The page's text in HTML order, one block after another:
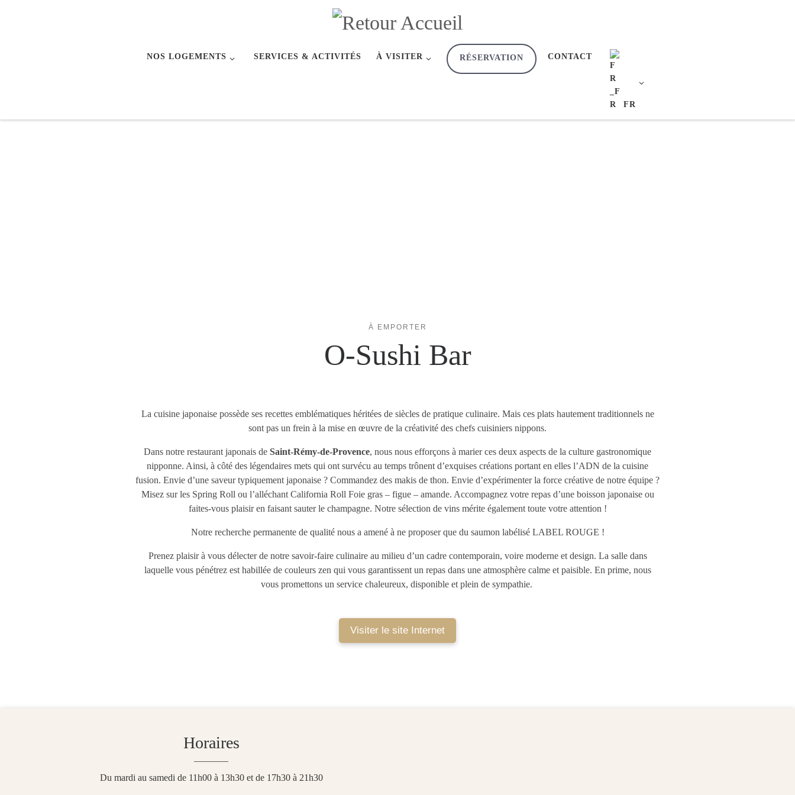
NOS LOGEMENTS SERVICES & ACTIVITÉS À VISITER RÉSERVATION CONTACT
FR
À EMPORTER
O-Sushi Bar
La cuisine japonaise possède ses recettes emblématiques héritées de siècles de pratique culinaire. Mais ces plats hautement traditionnels ne
sont pas un frein à la mise en œuvre de la créativité des chefs cuisiniers nippons.
Dans notre restaurant japonais de Saint-Rémy-de-Provence, nous nous efforçons à marier ces deux aspects de la culture gastronomique
nipponne. Ainsi, à côté des légendaires mets qui ont survécu au temps trônent d’exquises créations portant en elles l’ADN de la cuisine
fusion. Envie d’une saveur typiquement japonaise ? Commandez des makis de thon. Envie d’expérimenter la force créative de notre équipe ?
Misez sur les Spring Roll ou l’alléchant California Roll Foie gras – figue – amande. Accompagnez votre repas d’une boisson japonaise ou
faites-vous plaisir en faisant sauter le champagne. Notre sélection de vins mérite également toute votre attention !
Notre recherche permanente de qualité nous a amené à ne proposer que du saumon labélisé LABEL ROUGE !
Prenez plaisir à vous délecter de notre savoir-faire culinaire au milieu d’un cadre contemporain, voire moderne et design. La salle dans
laquelle vous pénétrez est habillée de couleurs zen qui vous garantissent un repas dans une atmosphère calme et paisible. En prime, nous
vous promettons un service chaleureux, disponible et plein de sympathie.
Visiter le site Internet
Horaires
Du mardi au samedi de 11h00 à 13h30 et de 17h30 à 21h30